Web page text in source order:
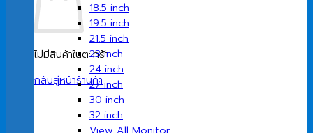
ไม่มีสินค้าในตะกร้า
กลับสู่หน้าร้านค้า
18.5 inch
19.5 inch
21.5 inch
23 inch
24 inch
27 inch
30 inch
32 inch